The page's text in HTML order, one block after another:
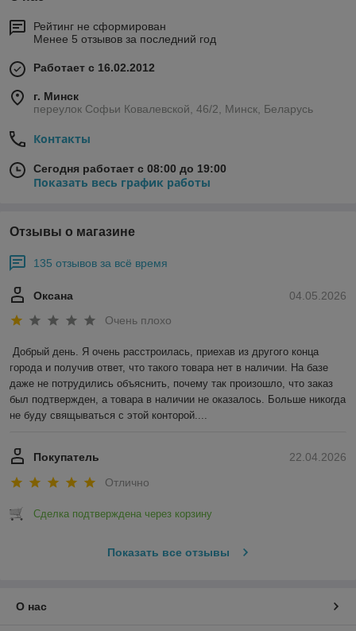
Рейтинг не сформирован
Менее 5 отзывов за последний год
Работает с 16.02.2012
г. Минск
переулок Софьи Ковалевской, 46/2, Минск, Беларусь
Контакты
Сегодня работает с 08:00 до 19:00
Показать весь график работы
Отзывы о магазине
135 отзывов за всё время
04.05.2026
Оксана
Очень плохо
Добрый день. Я очень расстроилась, приехав из другого конца
города и получив ответ, что такого товара нет в наличии. На базе
даже не потрудились объяснить, почему так произошло, что заказ
был подтвержден, а товара в наличии не оказалось. Больше никогда
не буду свящываться с этой конторой....
22.04.2026
Покупатель
Отлично
Сделка подтверждена через корзину
Показать все отзывы
О нас